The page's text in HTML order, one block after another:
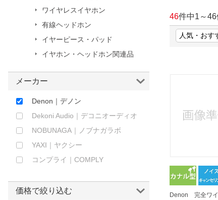
会員メニュー
お買いもの履歴
閲覧履歴
46件中1 ～46
Denon 完全ワ
ワイヤレスイヤホン
有線ヘッドホン
イヤーピース・パッド
イヤホン・ヘッドホン関連品
メーカー
Dekoni Audio｜デコニオーディオ
Denon｜デノン
NOBUNAGA｜ノブナガラボ
YAXI｜ヤクシー
コンプライ｜COMPLY
価格で絞り込む